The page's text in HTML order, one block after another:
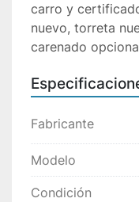
carro y
nuevo, torreta
carenado
Fabricante
Modelo
Condición